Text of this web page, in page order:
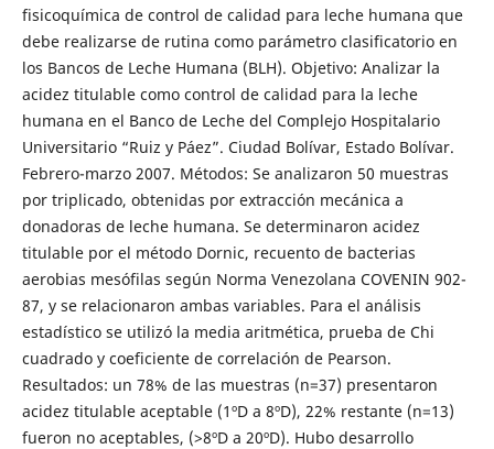
fisicoquímica de control de calidad para leche humana que
debe realizarse de rutina como parámetro clasificatorio en
los Bancos de Leche Humana (BLH). Objetivo: Analizar la
acidez titulable como control de calidad para la leche
humana en el Banco de Leche del Complejo Hospitalario
Universitario “Ruiz y Páez”. Ciudad Bolívar, Estado Bolívar.
Febrero-marzo 2007. Métodos: Se analizaron 50 muestras
por triplicado, obtenidas por extracción mecánica a
donadoras de leche humana. Se determinaron acidez
titulable por el método Dornic, recuento de bacterias
aerobias mesófilas según Norma Venezolana COVENIN 902-
87, y se relacionaron ambas variables. Para el análisis
estadístico se utilizó la media aritmética, prueba de Chi
cuadrado y coeficiente de correlación de Pearson.
Resultados: un 78% de las muestras (n=37) presentaron
acidez titulable aceptable (1ºD a 8ºD), 22% restante (n=13)
fueron no aceptables, (>8ºD a 20ºD). Hubo desarrollo